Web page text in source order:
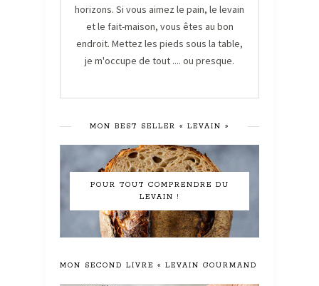
horizons. Si vous aimez le pain, le levain
et le fait-maison, vous êtes au bon
endroit. Mettez les pieds sous la table,
je m'occupe de tout .... ou presque.
MON BEST SELLER « LEVAIN »
POUR TOUT COMPRENDRE DU
LEVAIN !
MON SECOND LIVRE « LEVAIN GOURMAND »